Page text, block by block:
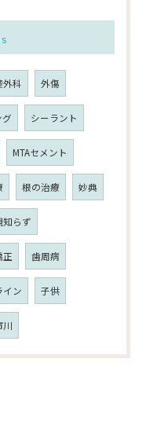
外科 外傷
シーラント
MTAセメント
根の治療 妙典
知らず
正 歯周病
イン 子供
川